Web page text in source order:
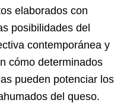
elaborados con
posibilidades del
contemporánea y
cómo determinados
pueden potenciar los
del queso.